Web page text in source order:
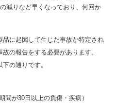
減りなど早くなっており、何回か
に起因して生じた事故か特定され
の報告をする必要があります。
の通りです。
間が30日以上の負傷・疾病）